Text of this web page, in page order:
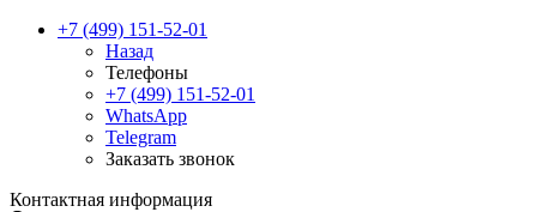
+7 (499) 151-52-01
Назад
Телефоны
+7 (499) 151-52-01
WhatsApp
Telegram
Заказать звонок
Контактная информация